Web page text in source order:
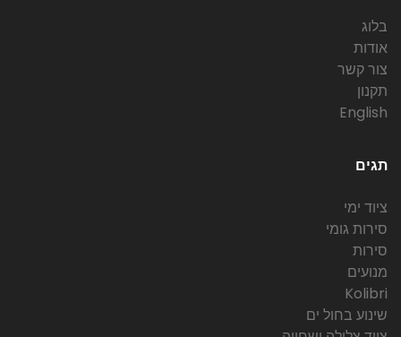
בלוג
אודות
צור קשר
תקנון
English
תגים
ציוד ימי
סירות גומי
סירות
מנועים
Kolibri
שינוע בחול ים